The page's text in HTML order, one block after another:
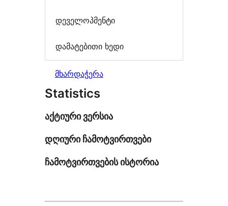
დეველოპმენტი
დამატებითი ხედი
მხარდაჭერა
Statistics
აქტიური ვერსია
დღიური ჩამოტვირთვები
ჩამოტვირთვების ისტორია